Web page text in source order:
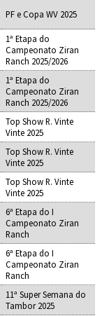
PF e Copa WV 2025
1ª Etapa do
Campeonato Ziran
Ranch 2025/2026
1ª Etapa do
Campeonato Ziran
Ranch 2025/2026
Top Show R. Vinte
Vinte 2025
Top Show R. Vinte
Vinte 2025
Top Show R. Vinte
Vinte 2025
6ª Etapa do I
Campeonato Ziran
Ranch
6ª Etapa do I
Campeonato Ziran
Ranch
11ª Super Semana do
Tambor 2025